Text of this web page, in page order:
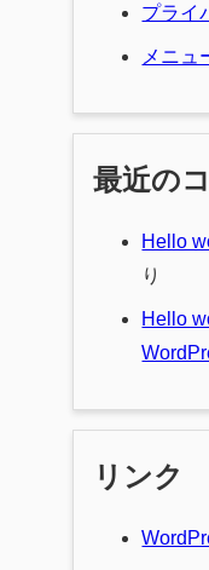
プライ
メニュ
最近の
Hello
り
Hello
リンク